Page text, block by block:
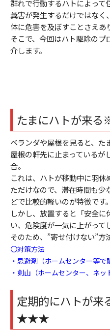
群れで行動するハトによって
糞害が発生するだけではなく
体に危害を及ぼすことさえあ
そこで、今回はハト駆除の
介します。
たまにハトが来
ベランダや屋根を見ると、た
屋根の軒先に止まっているが
合。
これは、ハトが移動中に羽
ただけなので、滞在時間も
どで比較的軽いのが特徴です。
しかし、放置すると「安全
い、危険度が一気に上がって
そのため、”寄せ付けない”方
〇対策方法
・忌避剤（ホームセンター等で
・剣山（ホームセンター、ネッ
定期的にハトが
★★★